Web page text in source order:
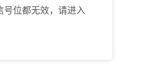
号位都无效，请进入